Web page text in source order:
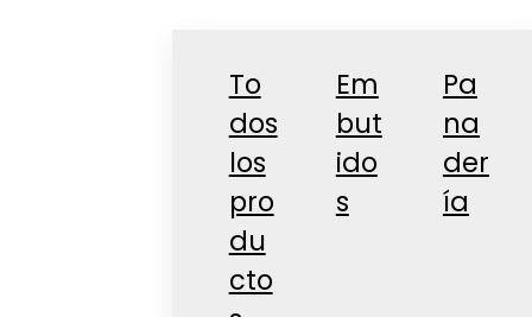
To
dos
los
pro
du
cto
Em
but
ido
s
Pa
na
der
ía